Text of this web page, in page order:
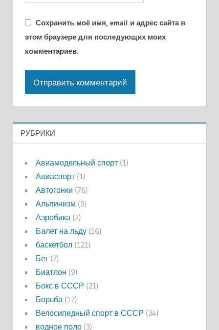
Сохранить моё имя, email и адрес сайта в
этом браузере для последующих моих
комментариев.
РУБРИКИ
Авиамодельный спорт(1)
Авиаспорт(1)
Автогонки (76)
Альпинизм (9)
Аэробика(2)
Балет на льду(16)
баскетбол(121)
Бег(7)
Биатлон (9)
Бокс в СССР (21)
Борьба(17)
Велосипедный спорт в СССР (34)
водное поло(3)